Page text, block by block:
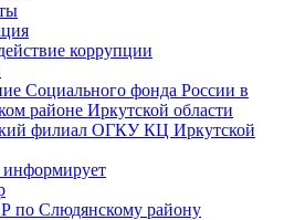
коррупции
Социального фонда России в
районе Иркутской области
филиал ОГКУ КЦ Иркутской
Слюдянскому району